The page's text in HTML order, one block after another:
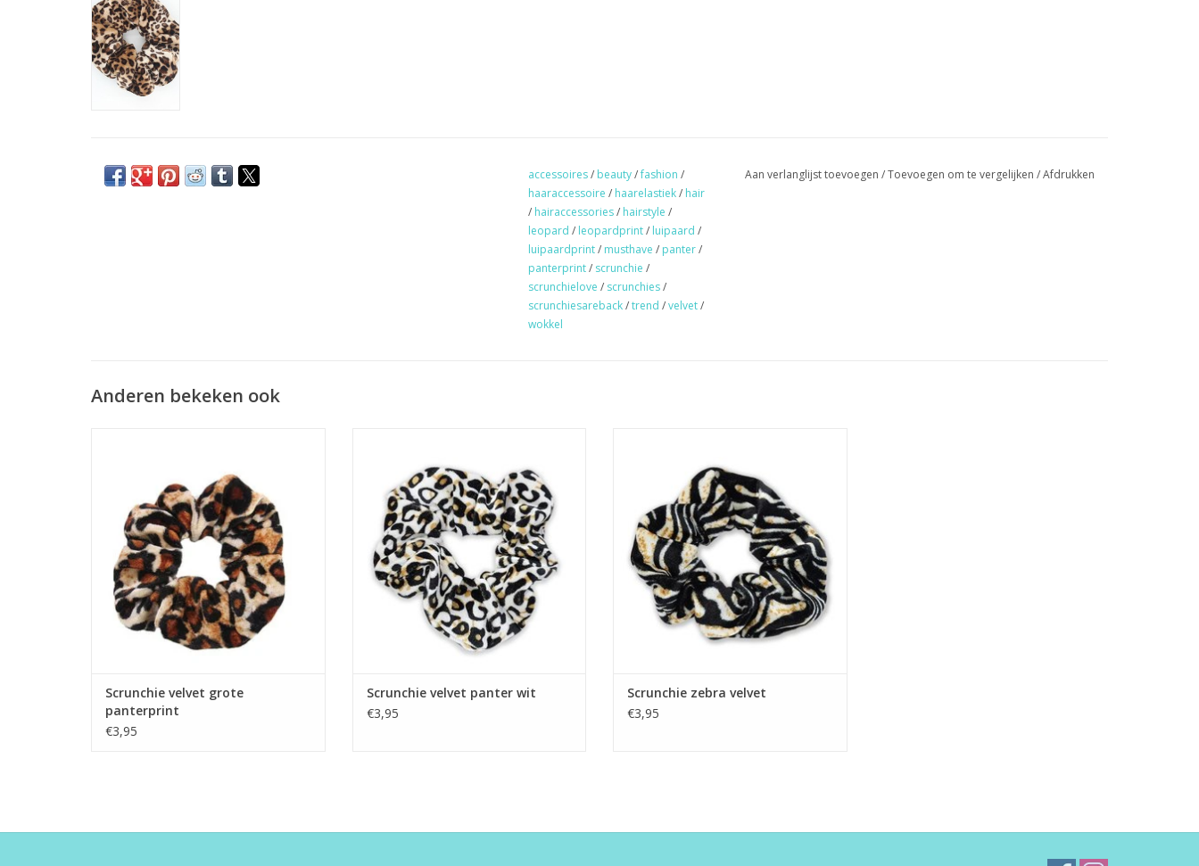
accessoires/ beauty/fashion /
haaraccessoire / haarelastiek/ hair
/ hairaccessories/ hairstyle /
leopard / leopardprint/ luipaard /
luipaardprint/ musthave / panter/
panterprint/ scrunchie /
scrunchielove / scrunchies/
scrunchiesareback/trend /velvet/
wokkel
Aan verlanglijst toevoegen /Toevoegen om te vergelijken /Afdrukken
Anderen bekeken ook
Scrunchie velvet grote
panterprint
€3,95
Scrunchie velvet panter wit
€3,95
Scrunchie zebra velvet
€3,95